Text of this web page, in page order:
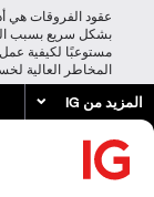
عقود الفروقات هي
بشكل سريع بسبب
مستوعبًا لكيفية
المخاطر العالية
المزيد من IG